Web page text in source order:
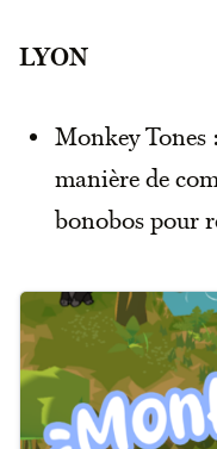
LYON
Monkey Tones
manière de
bonobos pour